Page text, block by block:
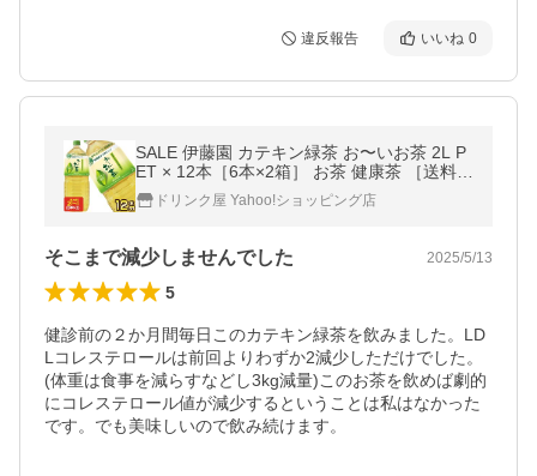
違反報告 いいね 0
SALE 伊藤園 カテキン緑茶 お〜いお茶 2L P
ET × 12本［6本×2箱］ お茶 健康茶 ［送料無
料］ 【3〜4営業日以内に出荷】
ドリンク屋 Yahoo!ショッピング店
そこまで減少しませんでした 2025/5/13
5
健診前の２か月間毎日このカテキン緑茶を飲みました。LD
Lコレステロールは前回よりわずか2減少しただけでした。
(体重は食事を減らすなどし3kg減量)このお茶を飲めば劇的
にコレステロール値が減少するということは私はなかった
です。でも美味しいので飲み続けます。